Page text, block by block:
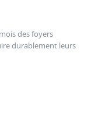
des foyers
durablement leurs